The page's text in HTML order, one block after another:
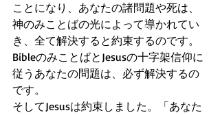
ことになり、あなたの諸問題や死は、
神のみことばの光によって導かれてい
き、全て解決すると約束するのです。
BibleのみことばとJesusの十字架信仰に
従うあなたの問題は、必ず解決するの
です。
そしてJesusは約束しました。「あなた